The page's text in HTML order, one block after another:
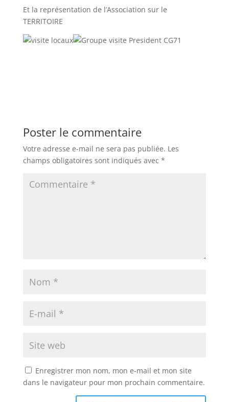
Et la représentation de l’Association sur le
TERRITOIRE
Poster le commentaire
Votre adresse e-mail ne sera pas publiée. Les
champs obligatoires sont indiqués avec *
Enregistrer mon nom, mon e-mail et mon site
dans le navigateur pour mon prochain commentaire.